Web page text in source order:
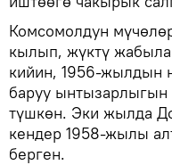
Комсомолдун
кылып, жүктү жабыла
кийин, 1956-жылдын
баруу
түшкөн. Эки жылда
кендер 1958-жылы
берген.